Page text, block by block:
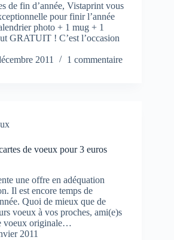
de fin d’année, Vistaprint vous
pour finir l’année
photo + 1 mug + 1
GRATUIT ! C’est l’occasion
2011 1 commentaire
de voeux pour 3 euros
une offre en adéquation
Il est encore temps de
Quoi de mieux que de
voeux à vos proches, ami(e)s
voeux originale…
2011